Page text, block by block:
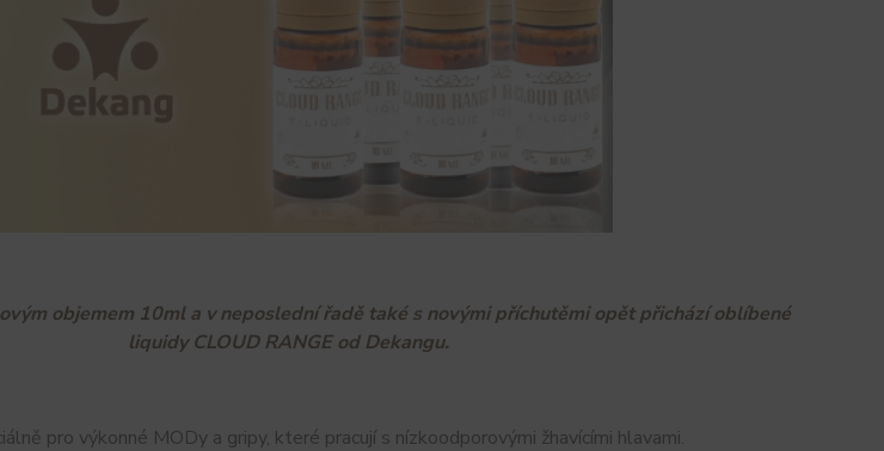
objemem 10ml a v neposlední řadě také s novými příchutěmi opět přichází oblíbené
liquidy CLOUD RANGE od Dekangu.
pro výkonné MODy a gripy, které pracují s nízkoodporovými žhavícími hlavami.